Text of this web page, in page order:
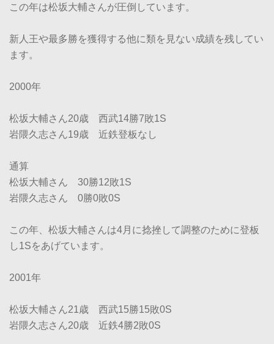
この年は松坂大輔さんが圧倒しています。
新人王や最多勝を獲得する他に類を見ない成績を残してい
ます。
2000年
松坂大輔さん20歳 西武14勝7敗1S
岩隈久志さん19歳 近鉄登板なし
通算
松坂大輔さん 30勝12敗1S
岩隈久志さん 0勝0敗0S
この年、松坂大輔さんは4月に捻挫して調整のために登板
し1Sをあげています。
2001年
松坂大輔さん21歳 西武15勝15敗0S
岩隈久志さん20歳 近鉄4勝2敗0S